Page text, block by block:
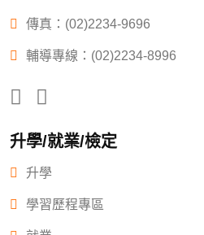
傳真：(02)2234-9696
輔導專線：(02)2234-8996
升學/就業/檢定
升學
學習歷程專區